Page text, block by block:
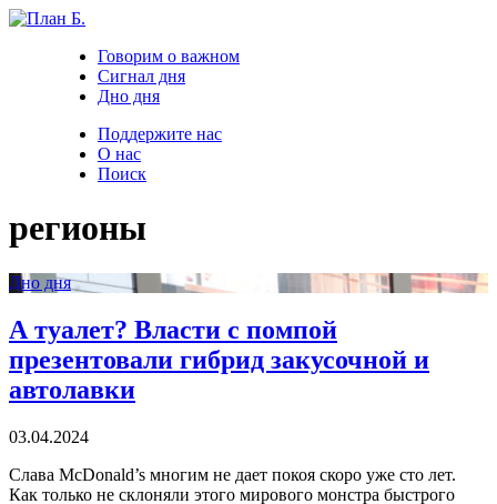
Говорим о важном
Сигнал дня
Дно дня
Поддержите нас
О нас
Поиск
регионы
Дно дня
А туалет? Власти с помпой
презентовали гибрид закусочной и
автолавки
03.04.2024
Слава McDonald’s многим не дает покоя скоро уже сто лет.
Как только не склоняли этого мирового монстра быстрого